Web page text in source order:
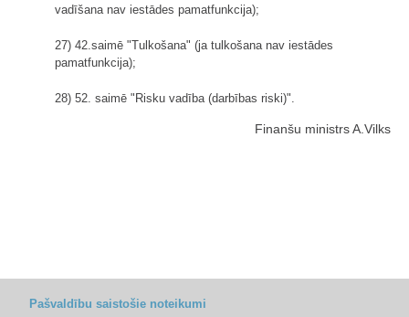
vadīšana nav iestādes pamatfunkcija);
27) 42.saimē "Tulkošana" (ja tulkošana nav iestādes
pamatfunkcija);
28) 52. saimē "Risku vadība (darbības riski)".
Finanšu ministrs A.Vilks
Pašvaldību saistošie noteikumi